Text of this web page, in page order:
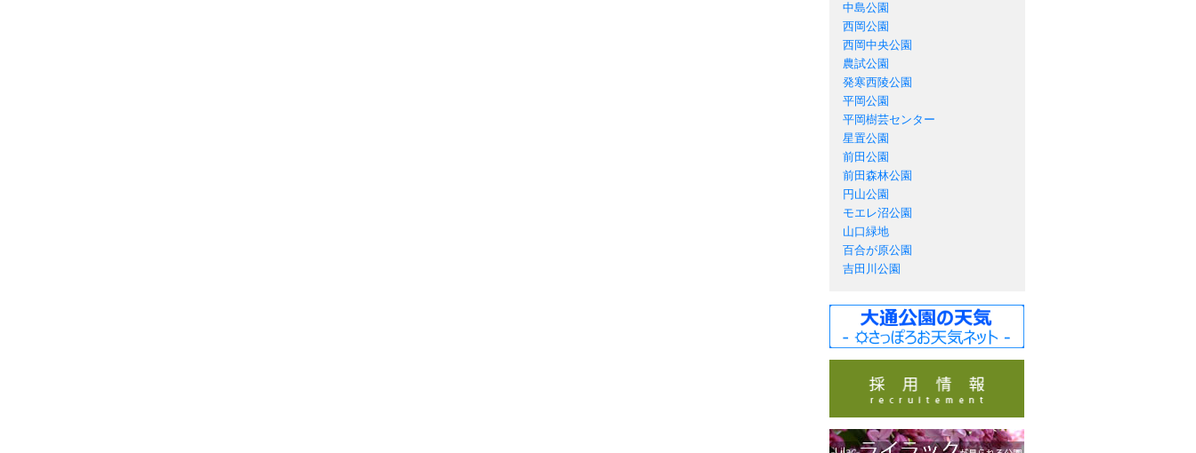
中島公園
西岡公園
西岡中央公園
農試公園
発寒西陵公園
平岡公園
平岡樹芸センター
星置公園
前田公園
前田森林公園
円山公園
モエレ沼公園
山口緑地
百合が原公園
吉田川公園